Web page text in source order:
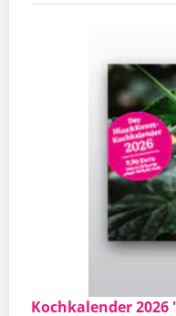
Kochkalender 2026